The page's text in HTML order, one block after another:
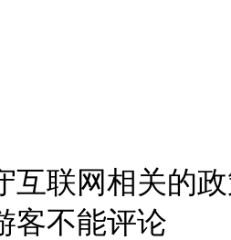
互联网相关的
客不能评论